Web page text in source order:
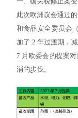
此次欧洲议会通过
和食品安全委员会
加了 2 年过渡期，
7 月欧委会的提案
消的步伐。